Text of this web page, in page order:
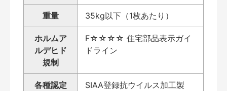
重量 35kg以下（1枚あたり）
ホルムア
ルデヒド
規制
F☆☆☆☆ 住宅部品表示ガイ
ドライン
各種認定
SIAA登録抗ウイルス加工製